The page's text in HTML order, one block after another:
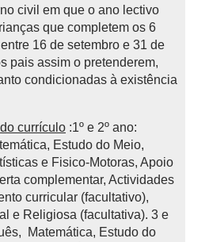
civil em que o ano lectivo
que completem os 6
16 de setembro e 31 de
pais assim o pretenderem,
condicionadas à existência
currículo :1º e 2º ano:
Estudo do Meio,
e Fisico-Motoras, Apoio
complementar, Actividades
curricular (facultativo),
e Religiosa (facultativa). 3 e
Matemática, Estudo do